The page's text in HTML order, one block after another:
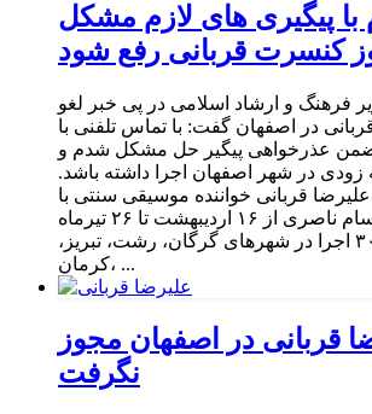
با پیگیری های لازم مشکل
کنسرت قربانی رفع شود
فرهنگ و ارشاد اسلامی در پی خبر لغو
در اصفهان گفت: با تماس تلفنی با
ضمن عذرخواهی پیگیر حل مشکل شدم و
زودی در شهر اصفهان اجرا داشته باشد.
قربانی خواننده موسیقی سنتی با
مدیریت هنری حسام ناصری از ۱۶ اردیبهشت تا ۲۶ تیرماه
امسال طی ۳۰ اجرا در شهرهای گرگان، رشت، تبریز،
کرمان، ...
قربانی در اصفهان مجوز
نگرفت